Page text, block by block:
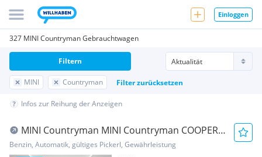
Einloggen
327 MINI Countryman Gebrauchtwagen
MINI Countryman Filter zurücksetzen
Filtern
Infos zur Reihung der Anzeigen
MINI Countryman MINI Countryman COOPER S
ALL4 Aut.
Benzin, Automatik, gültiges Pickerl, Gewährleistung